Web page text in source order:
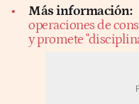
Más información:
operaciones de
y promete